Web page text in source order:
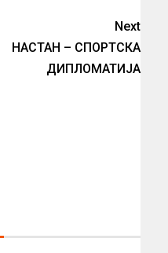
Next
НАСТАН – СПОРТСКА
ДИПЛОМАТИЈА